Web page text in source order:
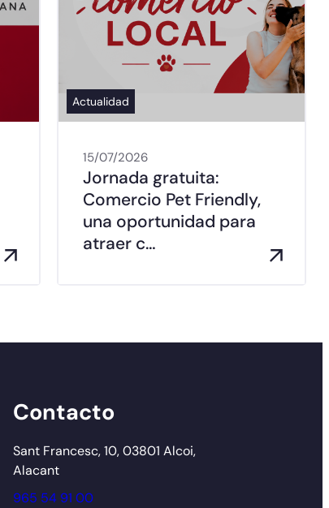
Actualidad
15/07/2026
Jornada gratuita:
Comercio Pet Friendly,
una oportunidad para
atraer c…
Contacto
Sant Francesc, 10, 03801 Alcoi,
Alacant
965 54 91 00